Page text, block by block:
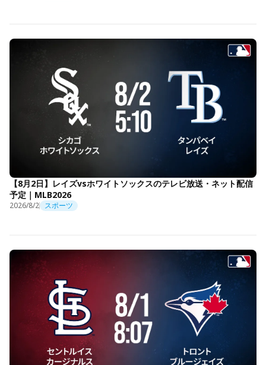
【8月2日】レイズvsホワイトソックスのテレビ放送・ネット配信
予定｜MLB2026
2026/8/2 スポーツ